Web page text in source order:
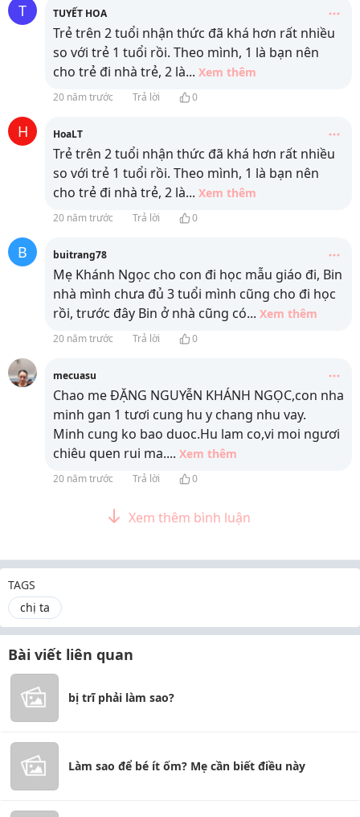
T TUYẾT HOA
Trẻ trên 2 tuổi nhận thức đã khá hơn rất nhiều
so với trẻ 1 tuổi rồi. Theo mình, 1 là bạn nên
cho trẻ đi nhà trẻ, 2 là... Xem thêm
20 năm trước Trả lời 0
H HoaLT
Trẻ trên 2 tuổi nhận thức đã khá hơn rất nhiều
so với trẻ 1 tuổi rồi. Theo mình, 1 là bạn nên
cho trẻ đi nhà trẻ, 2 là... Xem thêm
20 năm trước Trả lời 0
B buitrang78
Mẹ Khánh Ngọc cho con đi học mẫu giáo đi, Bin
nhà mình chưa đủ 3 tuổi mình cũng cho đi học
rồi, trước đây Bin ở nhà cũng có... Xem thêm
20 năm trước Trả lời 0
mecuasu
Chao me ĐẶNG NGUYễN KHÁNH NGỌC,con nha
minh gan 1 tươi cung hu y chang nhu vay.
Minh cung ko bao duoc.Hu lam co,vi moi ngươi
chiêu quen rui ma.... Xem thêm
20 năm trước Trả lời 0
Xem thêm bình luận
TAGS
chị ta
Bài viết liên quan
bị trĩ phải làm sao?
Làm sao để bé ít ốm? Mẹ cần biết điều này